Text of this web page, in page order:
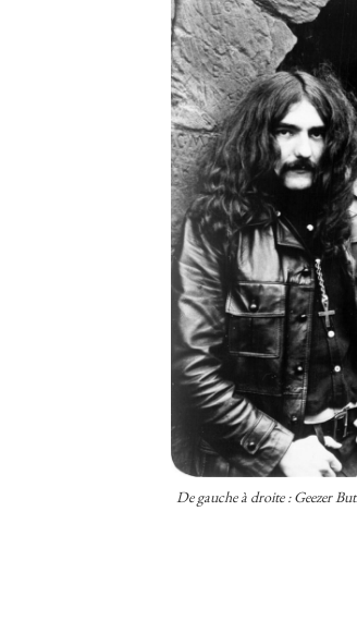
De gauche à droite : Geezer